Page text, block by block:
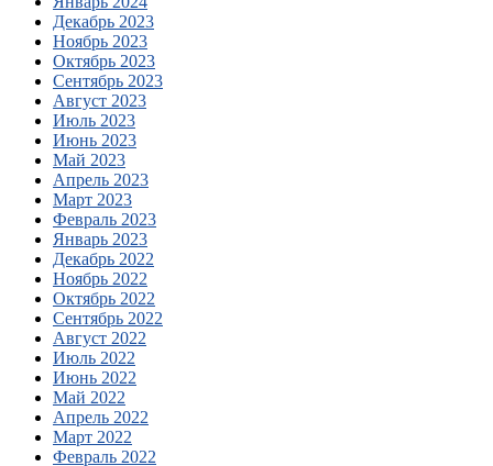
Декабрь 2023
Ноябрь 2023
Октябрь 2023
Сентябрь 2023
Август 2023
Июль 2023
Июнь 2023
Май 2023
Апрель 2023
Март 2023
Февраль 2023
Январь 2023
Декабрь 2022
Ноябрь 2022
Октябрь 2022
Сентябрь 2022
Август 2022
Июль 2022
Июнь 2022
Май 2022
Апрель 2022
Март 2022
Февраль 2022